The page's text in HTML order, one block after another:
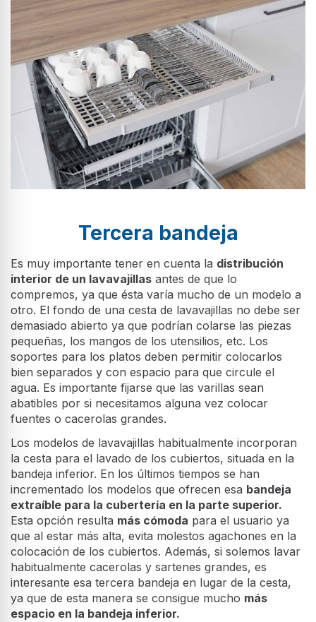
Tercera bandeja
Es muy importante tener en cuenta la distribución
interior de un lavavajillas antes de que lo
compremos, ya que ésta varía mucho de un modelo a
otro. El fondo de una cesta de lavavajillas no debe ser
demasiado abierto ya que podrían colarse las piezas
pequeñas, los mangos de los utensilios, etc. Los
soportes para los platos deben permitir colocarlos
bien separados y con espacio para que circule el
agua. Es importante fijarse que las varillas sean
abatibles por si necesitamos alguna vez colocar
fuentes o cacerolas grandes.
Los modelos de lavavajillas habitualmente incorporan
la cesta para el lavado de los cubiertos, situada en la
bandeja inferior. En los últimos tiempos se han
incrementado los modelos que ofrecen esa bandeja
extraíble para la cubertería en la parte superior.
Esta opción resulta más cómoda para el usuario ya
que al estar más alta, evita molestos agachones en la
colocación de los cubiertos. Además, si solemos lavar
habitualmente cacerolas y sartenes grandes, es
interesante esa tercera bandeja en lugar de la cesta,
ya que de esta manera se consigue mucho más
espacio en la bandeja inferior.